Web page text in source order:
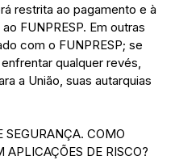
restrita ao pagamento e à
FUNPRESP. Em outras
com o FUNPRESP; se
qualquer revés,
a União, suas autarquias
SEGURANÇA. COMO
APLICAÇÕES DE RISCO?